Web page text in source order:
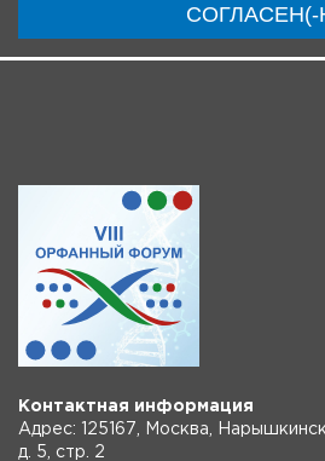
СОГЛАСЕН(-
Инструкции
Контактная информация
Адрес: 125167, Москва,
д. 5, стр. 2